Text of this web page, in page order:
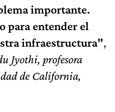
importante.
para entender el
infraestructura",
Jyothi, profesora
de California,